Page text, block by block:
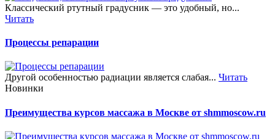
Классический ртутный градусник — это удобный, но...
Читать
Процессы репарации
Другой особенностью радиации является слабая... Читать
Новинки
Преимущества курсов массажа в Москве от shmmoscow.ru